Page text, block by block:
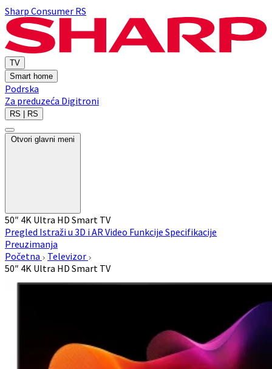
Sharp Consumer RS
TV
Smart home
Podrska
Za preduzeća Digitroni
RS | RS
Otvori glavni meni
50″ 4K Ultra HD Smart TV
Pregled Istraži u 3D i ARVideo Funkcije Specifikacije
Preuzimanja
Početna
Televizor
50″ 4K Ultra HD Smart TV